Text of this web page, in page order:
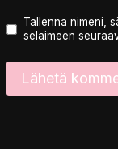
Tallenna nimeni,
selaimeen